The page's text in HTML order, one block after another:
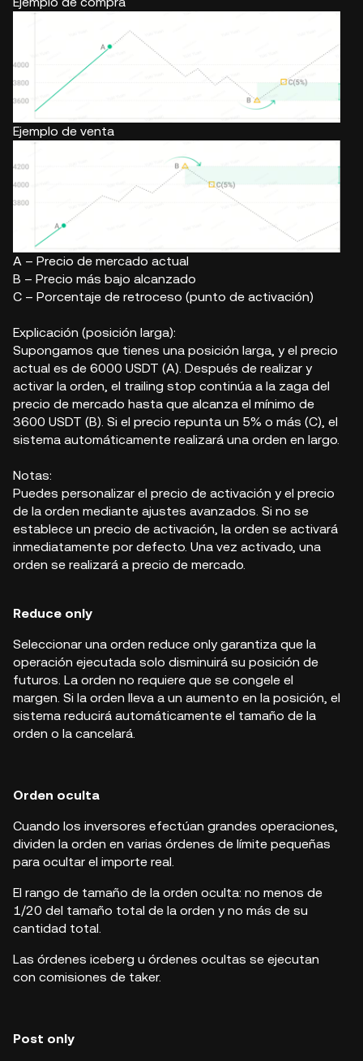
Ejemplo de venta
A – Precio de mercado actual
B – Precio más bajo alcanzado
C – Porcentaje de retroceso (punto de activación)
Explicación (posición larga):
Supongamos que tienes una posición larga, y el precio
actual es de 6000 USDT (A). Después de realizar y
activar la orden, el trailing stop continúa a la zaga del
precio de mercado hasta que alcanza el mínimo de
3600 USDT (B). Si el precio repunta un 5% o más (C), el
sistema automáticamente realizará una orden en largo.
Notas:
Puedes personalizar el precio de activación y el precio
de la orden mediante ajustes avanzados. Si no se
establece un precio de activación, la orden se activará
inmediatamente por defecto. Una vez activado, una
orden se realizará a precio de mercado.
Reduce only
Seleccionar una orden reduce only garantiza que la
operación ejecutada solo disminuirá su posición de
futuros. La orden no requiere que se congele el
margen. Si la orden lleva a un aumento en la posición, el
sistema reducirá automáticamente el tamaño de la
orden o la cancelará.
Orden oculta
Cuando los inversores efectúan grandes operaciones,
dividen la orden en varias órdenes de límite pequeñas
para ocultar el importe real.
El rango de tamaño de la orden oculta: no menos de
1/20 del tamaño total de la orden y no más de su
cantidad total.
Las órdenes iceberg u órdenes ocultas se ejecutan
con comisiones de taker.
Post only